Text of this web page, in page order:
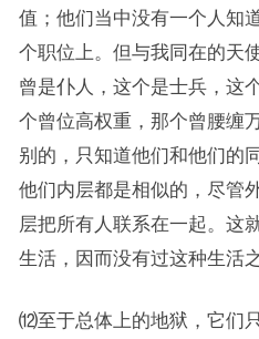
值；他们当中没有一个人知
个职位上。但与我同在的天
曾是仆人，这个是士兵，这
个曾位高权重，那个曾腰缠
别的，只知道他们和他们的
他们内层都是相似的，尽管
层把所有人联系在一起。这
生活，因而没有过这种生活
⑿至于总体上的地狱，它们